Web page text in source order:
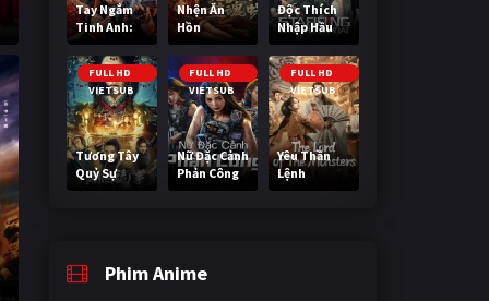
Tay Ngắm
Tinh Anh:
Nguy Cơ
Nano
Nhện Ăn
Hồn
Độc Thích
Nhập Hầu
FULL HD
VIETSUB
Tương Tây
Quỷ Sự
FULL HD
VIETSUB
Nữ Đặc Cảnh
Phản Công
FULL HD
VIETSUB
Yêu Thần
Lệnh
Phim Anime